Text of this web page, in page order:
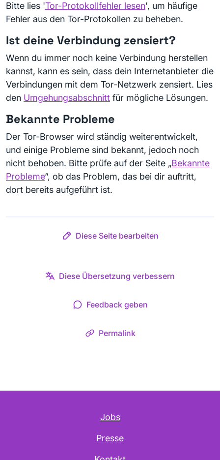
Bitte lies 'Tor-Protokollfehler lesen', um häufige
Fehler aus den Tor-Protokollen zu beheben.
Ist deine Verbindung zensiert?
Wenn du immer noch keine Verbindung herstellen
kannst, kann es sein, dass dein Internetanbieter die
Verbindungen mit dem Tor-Netzwerk zensiert. Lies
den Umgehungsabschnitt für mögliche Lösungen.
Bekannte Probleme
Der Tor-Browser wird ständig weiterentwickelt,
und einige Probleme sind bekannt, jedoch noch
nicht behoben. Bitte prüfe auf der Seite „Bekannte
Probleme“, ob das Problem, das bei dir auftritt,
dort bereits aufgeführt ist.
Diese Seite bearbeiten
Diese Übersetzung verbessern
Feedback geben
Permalink
Jobs
Presse